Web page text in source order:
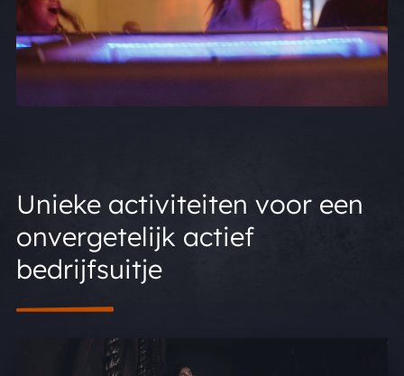
Unieke activiteiten voor een
onvergetelijk actief
bedrijfsuitje